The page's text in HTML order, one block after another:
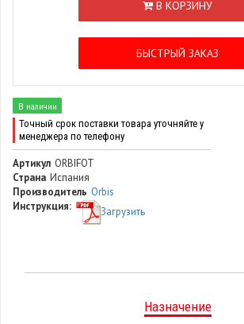
В КОРЗИНУ
БЫСТРЫЙ ЗАКАЗ
В наличии
Точный срок поставки товара уточняйте у
менеджера по телефону
Артикул ORBIFOT
Страна Испания
Производитель Orbis
Инструкция:
Загрузить
Назначение